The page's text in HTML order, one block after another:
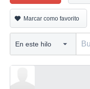
Marcar como favorito